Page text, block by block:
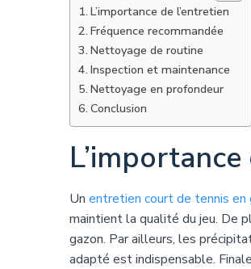
L’importance de l’entretien
Fréquence recommandée
Nettoyage de routine
Inspection et maintenance
Nettoyage en profondeur
Conclusion
Un entretien court de tennis en
maintient la qualité du jeu. De
gazon. Par ailleurs, les
adapté est indispensable.